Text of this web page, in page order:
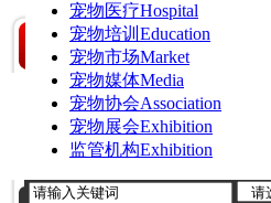
宠物医疗Hospital
宠物培训 Education
宠物市场Market
宠物媒体Media
宠物协会Association
宠物展会Exhibition
监管机构Exhibition